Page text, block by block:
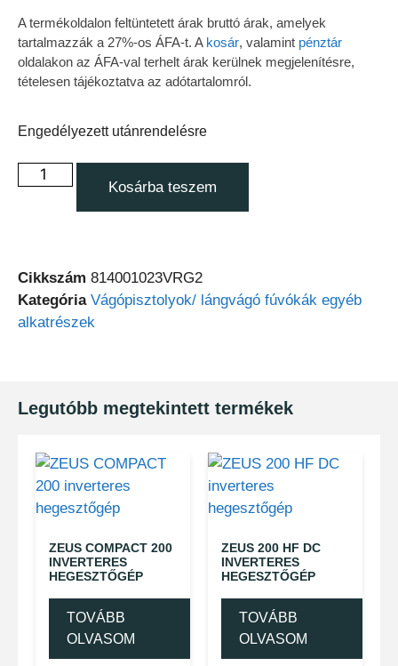
A termékoldalon feltüntetett árak bruttó árak, amelyek
tartalmazzák a 27%-os ÁFA-t. A kosár, valamint pénztár
oldalakon az ÁFA-val terhelt árak kerülnek megjelenítésre,
tételesen tájékoztatva az adótartalomról.
Engedélyezett utánrendelésre
Kosárba teszem
Cikkszám 814001023VRG2
Kategória Vágópisztolyok/ lángvágó fúvókák egyéb
alkatrészek
Legutóbb megtekintett termékek
ZEUS COMPACT 200
INVERTERES
HEGESZTŐGÉP
TOVÁBB
OLVASOM
ZEUS 200 HF DC
INVERTERES
HEGESZTŐGÉP
TOVÁBB
OLVASOM